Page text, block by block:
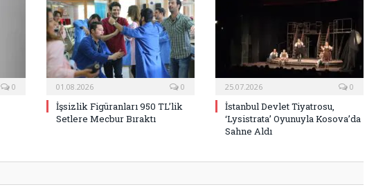
0 01.08.2026 0
İşsizlik Figüranları 950 TL’lik
Setlere Mecbur Bıraktı
25.07.2026 0
İstanbul Devlet Tiyatrosu,
‘Lysistrata’ Oyunuyla Kosova’da
Sahne Aldı